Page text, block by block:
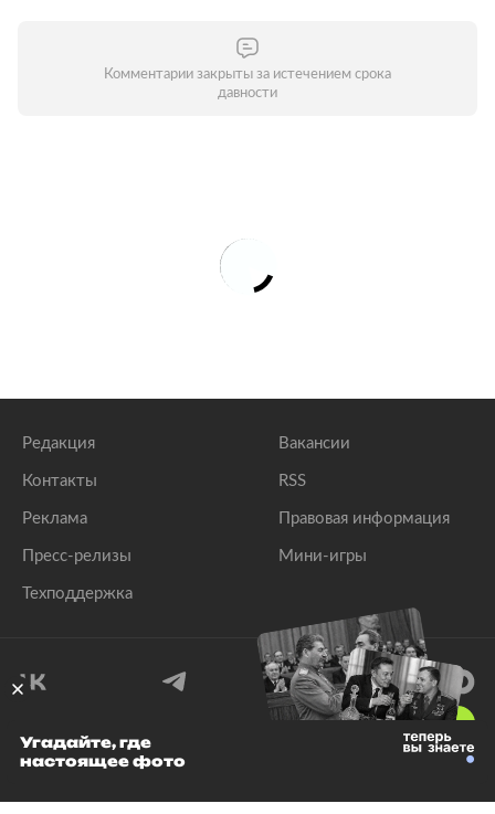
Комментарии закрыты за истечением срока
давности
Редакция
Контакты
Реклама
Пресс-релизы
Техподдержка
Вакансии
RSS
Правовая информация
Мини-игры
© 1999–2026 Все права защищены.
Угадайте, где
настоящее фото